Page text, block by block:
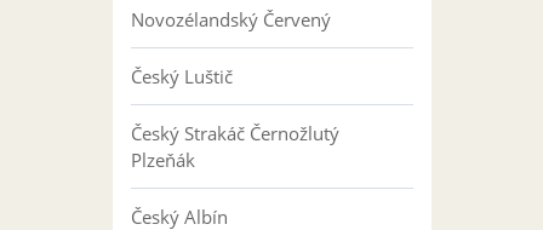
Novozélandský Červený
Český Luštič
Český Strakáč Černožlutý
Plzeňák
Český Albín